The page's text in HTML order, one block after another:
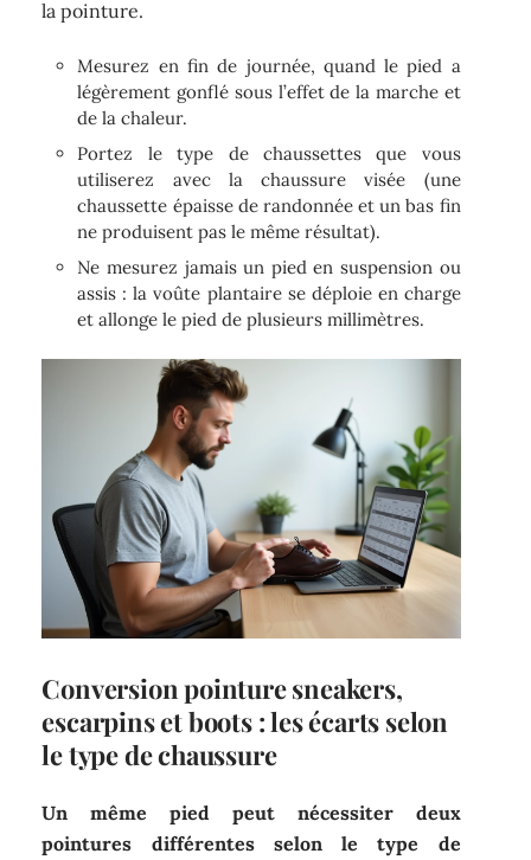
la pointure.
Mesurez en fin de journée, quand le pied a
légèrement gonflé sous l’effet de la marche et
de la chaleur.
Portez le type de chaussettes que vous
utiliserez avec la chaussure visée (une
chaussette épaisse de randonnée et un bas fin
ne produisent pas le même résultat).
Ne mesurez jamais un pied en suspension ou
assis : la voûte plantaire se déploie en charge
et allonge le pied de plusieurs millimètres.
Conversion pointure sneakers,
escarpins et boots : les écarts selon
le type de chaussure
Un même pied peut nécessiter deux
pointures différentes selon le type de